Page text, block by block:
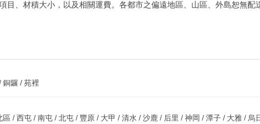
目、材積大小，以及相關運費。各都市之偏遠地區、山區、外島恕無配
銅鑼 / 苑裡
/ 西屯 / 南屯 / 北屯 / 豐原 / 大甲 / 清水 / 沙鹿 / 后里 / 神岡 / 潭子 / 大雅 / 烏